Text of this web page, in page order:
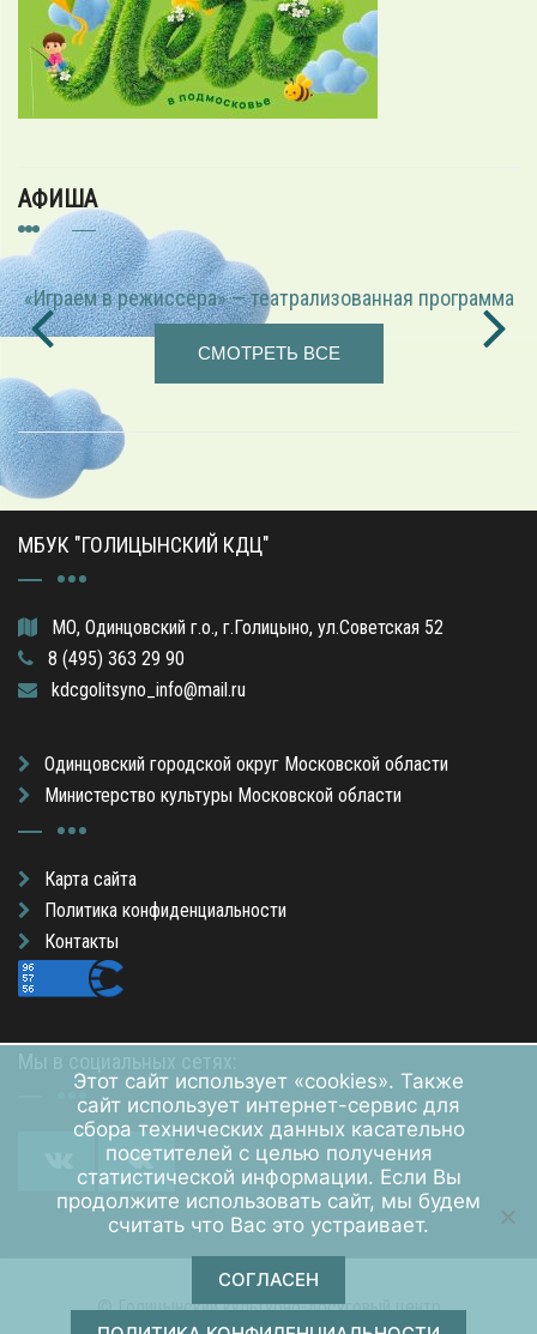
АФИША
«Играем в режиссёра» — театрализованная программа
СМОТРЕТЬ ВСЕ
МБУК "ГОЛИЦЫНСКИЙ КДЦ"
МО, Одинцовский г.о., г.Голицыно, ул.Советская 52
8 (495) 363 29 90
kdcgolitsyno_info@mail.ru
Одинцовский городской округ Московской области
Министерство культуры Московской области
Карта сайта
Политика конфиденциальности
Контакты
© Голицынский культурно-досуговый центр
Этот сайт использует «cookies». Также
сайт использует интернет-сервис для
сбора технических данных касательно
посетителей с целью получения
статистической информации. Если Вы
продолжите использовать сайт, мы будем
считать что Вас это устраивает.
СОГЛАСЕН